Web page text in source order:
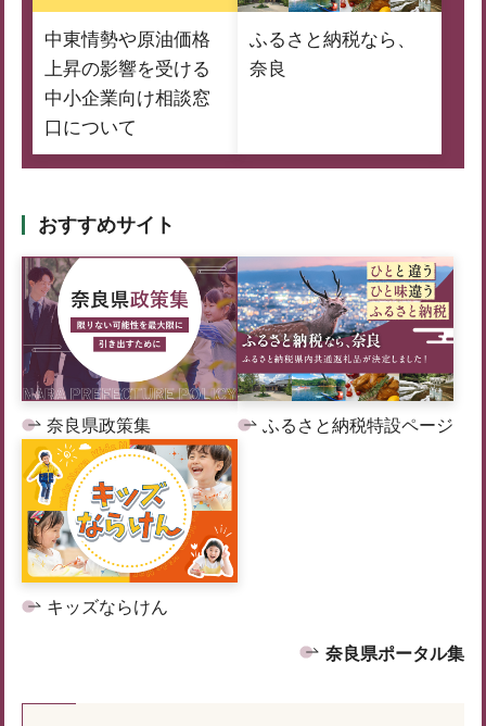
中東情勢や原油価格
上昇の影響を受ける
中小企業向け相談窓
口について
ふるさと納税なら、
奈良
おすすめサイト
奈良県政策集 ふるさと納税特設ページ
キッズならけん
奈良県ポータル集